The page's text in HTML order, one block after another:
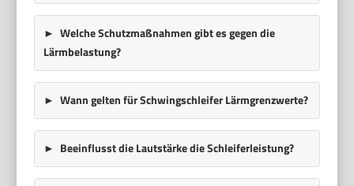
Welche Schutzmaßnahmen gibt es gegen die
Lärmbelastung?
Wann gelten für Schwingschleifer Lärmgrenzwerte?
Beeinflusst die Lautstärke die Schleiferleistung?